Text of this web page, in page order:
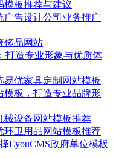
模板推荐与建议
广告设计公司业务推广
侈品网站
打造专业形象与优质体
优家具定制网站模板
模板，打造专业品牌形
械设备网站模板推荐
环卫用品网站模板推荐
EyouCMS政府单位模板